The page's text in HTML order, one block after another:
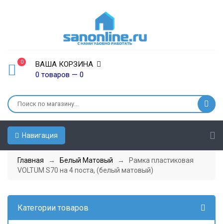
0
ВАША КОРЗИНА
0 товаров — 0
Навигация
Главная → Белый Матовый
→ Рамка пластиковая
VOLTUM S70 на 4 поста, (белый матовый)
Категории товаров